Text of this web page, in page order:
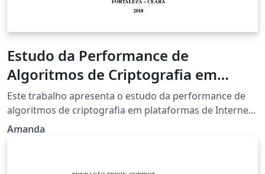
Estudo da Performance de
Algoritmos de Criptografia em
Dispositivos de Internet das Coisas
Este trabalho apresenta o estudo da performance de
algoritmos de criptografia em plataformas de Internet
das Coisas. O presente trabalho tem como objetivo
Amanda